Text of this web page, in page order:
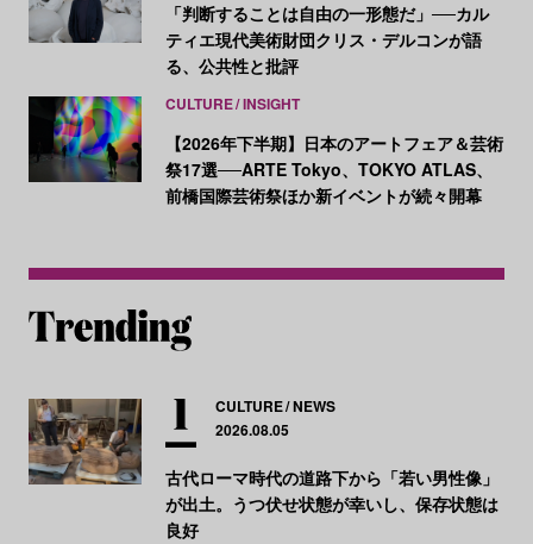
「判断することは自由の一形態だ」──カル
ティエ現代美術財団クリス・デルコンが語
る、公共性と批評
CULTURE INSIGHT
【2026年下半期】日本のアートフェア＆芸術
祭17選──ARTE Tokyo、TOKYO ATLAS、
前橋国際芸術祭ほか新イベントが続々開幕
CULTURE NEWS
2026.08.05
古代ローマ時代の道路下から「若い男性像」
が出土。うつ伏せ状態が幸いし、保存状態は
良好